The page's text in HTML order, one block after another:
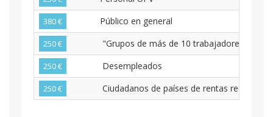
380 € Público en general
250 € "Grupos de más de 10 trabajadores
250 € Desempleados
250 € Ciudadanos de países de rentas reducidas